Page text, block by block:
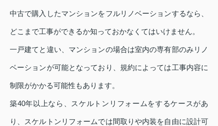
中古で購入したマンションをフルリノベーションするなら、
どこまで工事ができるか知っておかなくてはいけません。
一戸建てと違い、マンションの場合は室内の専有部のみリノ
ベーションが可能となっており、規約によっては工事内容に
制限がかかる可能性もあります。
築40年以上なら、スケルトンリフォームをするケースがあ
り、スケルトンリフォームでは間取りや内装を自由に設計可